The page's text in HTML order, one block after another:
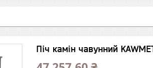
Піч камін чавунний